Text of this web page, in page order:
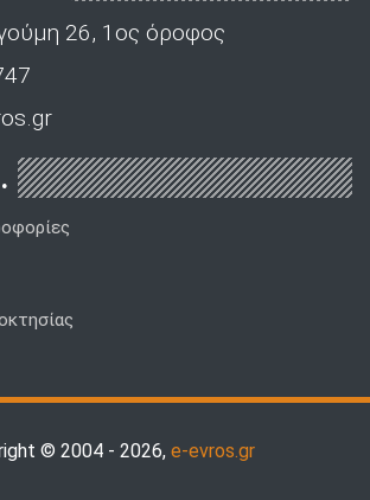
26, 1ος όροφος
© 2004 - 2026, e-evros.gr